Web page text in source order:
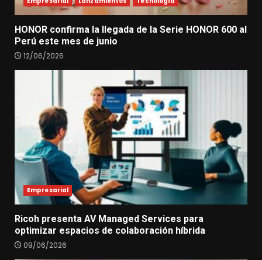
HONOR confirma la llegada de la Serie HONOR 600 al
Perú este mes de junio
12/06/2026
Empresarial
Ricoh presenta AV Managed Services para
optimizar espacios de colaboración híbrida
09/06/2026